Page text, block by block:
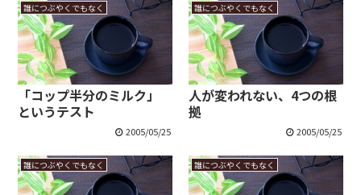
誰につぶやくでもなく
「コップ半分のミルク」
というテスト
2005/05/25
誰につぶやくでもなく
人が変われない、4つの根
拠
2005/05/25
誰につぶやくでもなく 誰につぶやくでもなく